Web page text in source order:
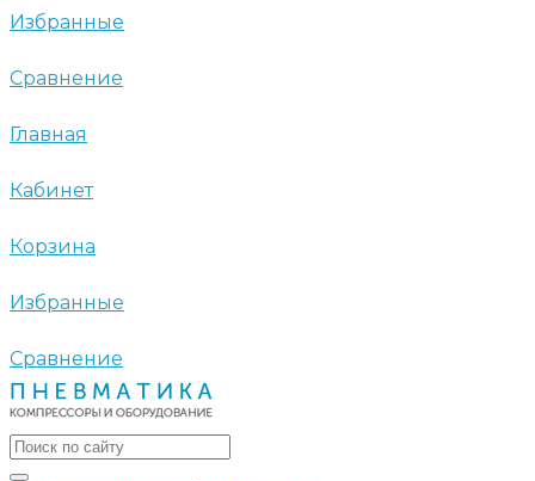
Избранные
Сравнение
Главная
Кабинет
Корзина
Избранные
Сравнение